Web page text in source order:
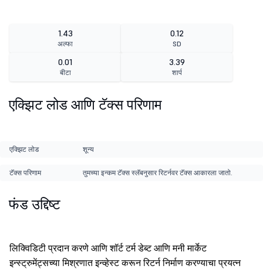
1.43
अल्फा
0.12
SD
0.01
बीटा
3.39
शार्प
एक्झिट लोड आणि टॅक्स परिणाम
एक्झिट लोड शून्य
टॅक्स परिणाम तुमच्या इन्कम टॅक्स स्लॅबनुसार रिटर्नवर टॅक्स आकारला जातो.
फंड उद्दिष्ट
लिक्विडिटी प्रदान करणे आणि शॉर्ट टर्म डेब्ट आणि मनी मार्केट
इन्स्ट्रुमेंट्सच्या मिश्रणात इन्व्हेस्ट करून रिटर्न निर्माण करण्याचा प्रयत्न